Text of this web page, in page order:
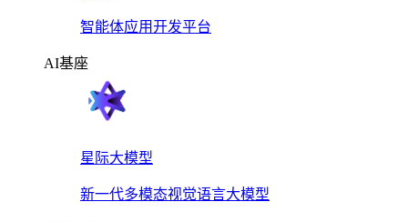
智能体应用开发平台
AI基座
星际大模型
新一代多模态视觉语言大模型